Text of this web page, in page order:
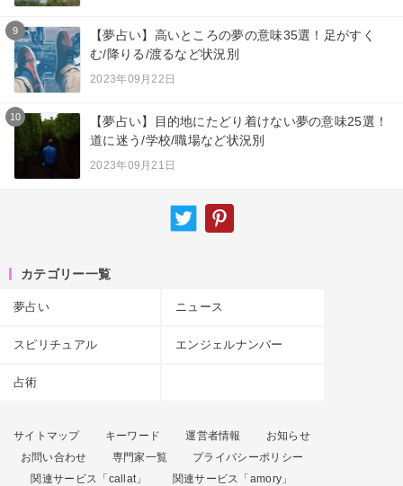
9
【夢占い】高いところの夢の意味35選！足がすく
む/降りる/渡るなど状況別
2023年09月22日
10
【夢占い】目的地にたどり着けない夢の意味25選！
道に迷う/学校/職場など状況別
2023年09月21日
カテゴリー一覧
夢占い ニュース
スピリチュアル エンジェルナンバー
占術
サイトマップ キーワード 運営者情報
お知らせ
お問い合わせ
専門家一覧
プライバシーポリシー
関連サービス「callat」
関連サービス「amory」